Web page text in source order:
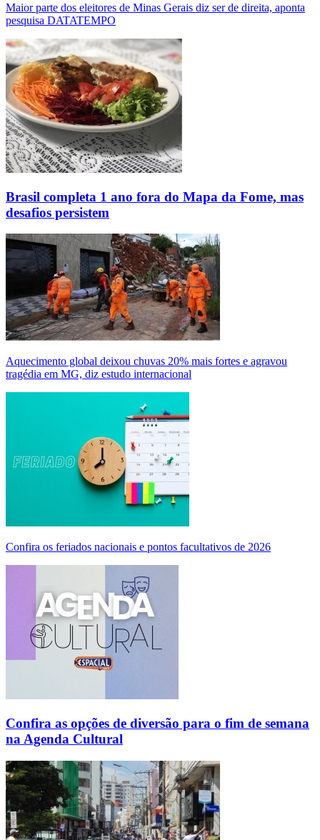
Maior parte dos eleitores de Minas Gerais diz ser de direita, aponta
pesquisa DATATEMPO
Brasil completa 1 ano fora do Mapa da Fome, mas
desafios persistem
Aquecimento global deixou chuvas 20% mais fortes e agravou
tragédia em MG, diz estudo internacional
Confira os feriados nacionais e pontos facultativos de 2026
Confira as opções de diversão para o fim de semana
na Agenda Cultural